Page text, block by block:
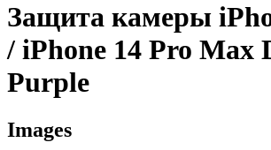
Защита камеры
/ iPhone 14 Pro Max
Purple
Images